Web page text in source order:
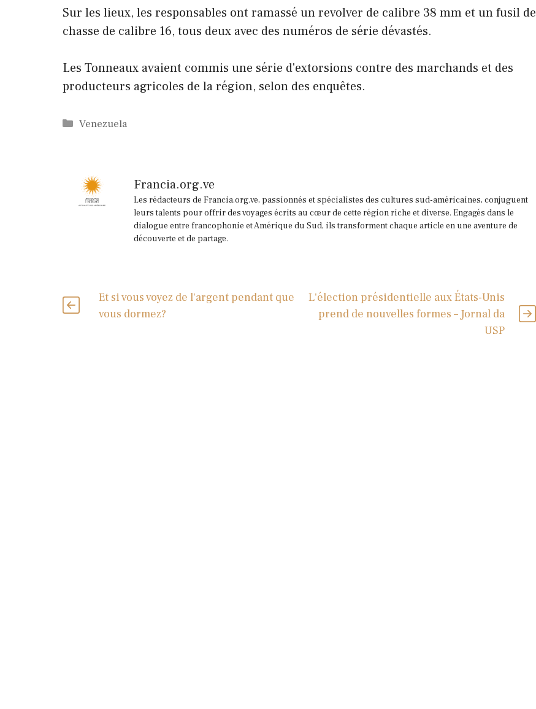
Sur les lieux, les responsables ont ramassé un revolver de calibre 38 mm et un fusil de
chasse de calibre 16, tous deux avec des numéros de série dévastés.
Les Tonneaux avaient commis une série d'extorsions contre des marchands et des
producteurs agricoles de la région, selon des enquêtes.
Catégories
Venezuela
Francia.org.ve
Les rédacteurs de Francia.org.ve, passionnés et spécialistes des cultures sud-américaines, conjuguent
leurs talents pour offrir des voyages écrits au cœur de cette région riche et diverse. Engagés dans le
dialogue entre francophonie et Amérique du Sud, ils transforment chaque article en une aventure de
découverte et de partage.
Et si vous voyez de l'argent pendant que
vous dormez?
L'élection présidentielle aux États-Unis
prend de nouvelles formes – Jornal da
USP